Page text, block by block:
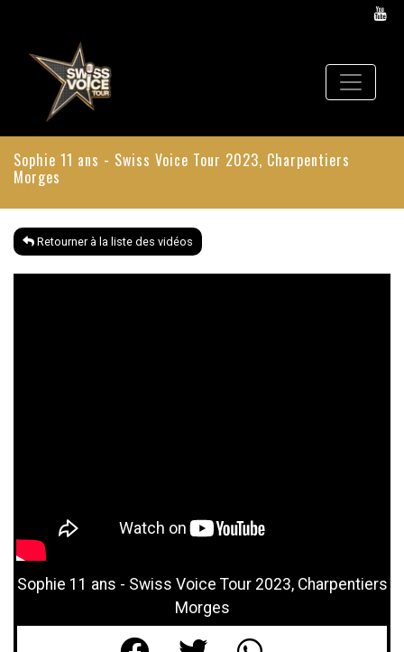
Sophie 11 ans - Swiss Voice Tour 2023, Charpentiers
Morges
Retourner à la liste des vidéos
Sophie 11 ans - Swiss Voice Tour 2023, Charpentiers
Morges